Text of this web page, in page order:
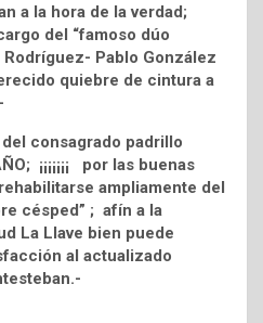
a la hora de la verdad;
del “famoso dúo
Pablo González
quiebre de cintura a
consagrado padrillo
¡¡¡¡¡¡¡ por las buenas
ampliamente del
césped” ; afín a la
La Llave bien puede
al actualizado